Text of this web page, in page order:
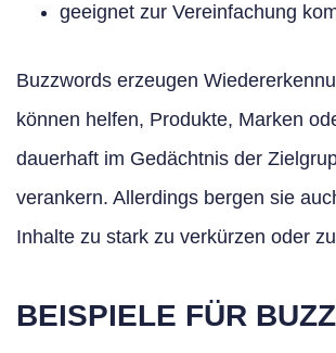
geeignet zur Vereinfachung
Buzzwords erzeugen
können helfen, Produkte, Marken
dauerhaft im Gedächtnis der
verankern. Allerdings bergen sie
Inhalte zu stark zu verkürzen oder
BEISPIELE FÜR